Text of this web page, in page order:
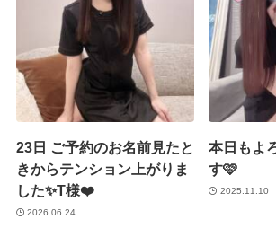
23日 ご予約のお名前見たと
きからテンション上がりま
した✨T様❤️
2026.06.24
本日もよ
す🩷
2025.11.10